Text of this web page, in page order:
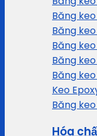
Băng
Băng
Băng
Băng
Băng
Keo
Băng
Hóa